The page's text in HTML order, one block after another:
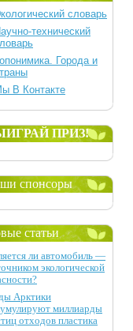
словарь
технический
Города и
В Контакте
ПРИЗ!
спонсоры
статьи
ли автомобиль —
экологической
Арктики
миллиарды
отходов пластика